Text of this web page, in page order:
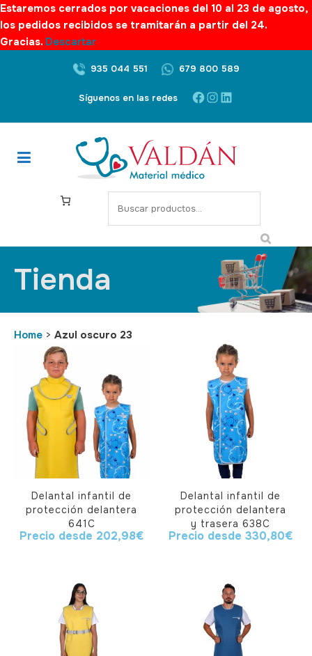
Estaremos cerrados por vacaciones del 10 al 23 de agosto,
los pedidos recibidos se tramitarán a partir del 24.
Gracias. Descartar
935 044 551 679 800 589
Síguenos en las redes
Tienda
Home > Azul oscuro 23
Delantal infantil de
protección delantera
641C
Precio desde 202,98€
Delantal infantil de
protección delantera
y trasera 638C
Precio desde 330,80€